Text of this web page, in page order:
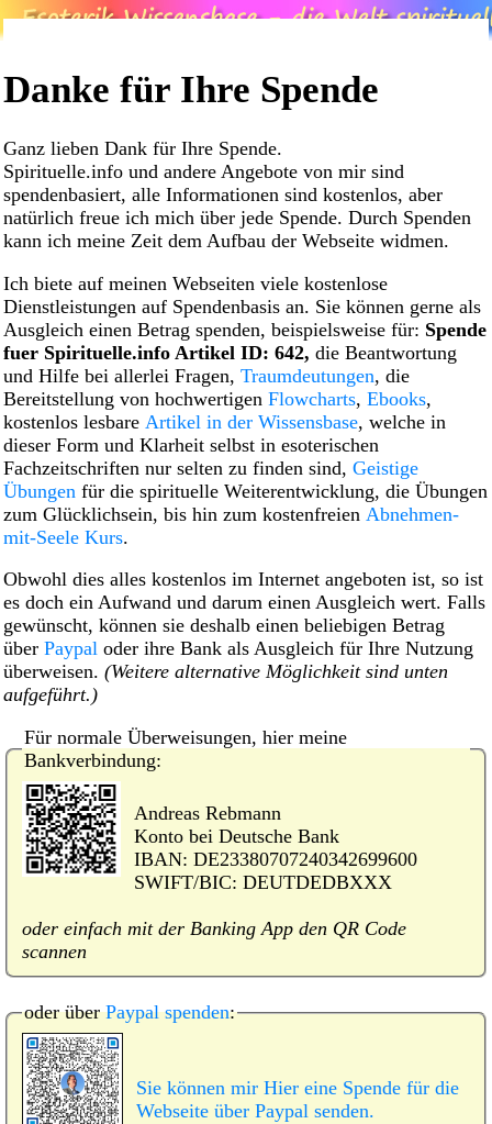
Danke für Ihre Spende
Ganz lieben Dank für Ihre Spende.
Spirituelle.info und andere Angebote von mir sind
spendenbasiert, alle Informationen sind kostenlos, aber
natürlich freue ich mich über jede Spende. Durch Spenden
kann ich meine Zeit dem Aufbau der Webseite widmen.
Ich biete auf meinen Webseiten viele kostenlose
Dienstleistungen auf Spendenbasis an. Sie können gerne als
Ausgleich einen Betrag spenden, beispielsweise für: Spende
fuer Spirituelle.info Artikel ID: 642, die Beantwortung
und Hilfe bei allerlei Fragen, Traumdeutungen, die
Bereitstellung von hochwertigen Flowcharts, Ebooks,
kostenlos lesbare Artikel in der Wissensbase, welche in
dieser Form und Klarheit selbst in esoterischen
Fachzeitschriften nur selten zu finden sind, Geistige
Übungen für die spirituelle Weiterentwicklung, die Übungen
zum Glücklichsein, bis hin zum kostenfreien Abnehmen-
mit-Seele Kurs.
Obwohl dies alles kostenlos im Internet angeboten ist, so ist
es doch ein Aufwand und darum einen Ausgleich wert. Falls
gewünscht, können sie deshalb einen beliebigen Betrag
über Paypal oder ihre Bank als Ausgleich für Ihre Nutzung
überweisen. (Weitere alternative Möglichkeit sind unten
aufgeführt.)
Für normale Überweisungen, hier meine
Bankverbindung:
Andreas Rebmann
Konto bei Deutsche Bank
IBAN: DE23380707240342699600
SWIFT/BIC: DEUTDEDBXXX
oder einfach mit der Banking App den QR Code
scannen
oder überPaypal spenden:
Sie können mir Hier eine Spende für die
Webseite über Paypal senden.